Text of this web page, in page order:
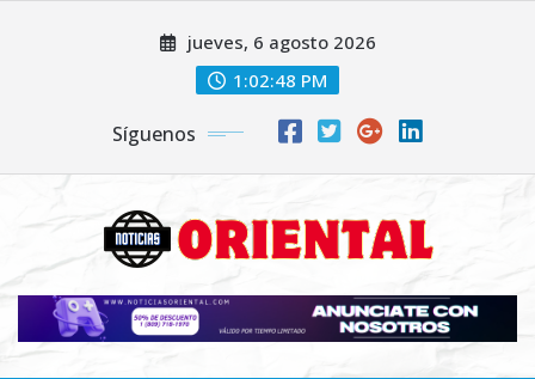
jueves, 6 agosto 2026
1:02:49 PM
Síguenos